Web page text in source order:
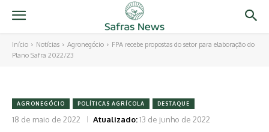
Início Notícias Agronegócio
FPA recebe propostas do setor para elaboração do
Plano Safra 2022/23
AGRONEGÓCIO POLÍTICAS AGRÍCOLA DESTAQUE
18 de maio de 2022 Atualizado:13 de junho de 2022